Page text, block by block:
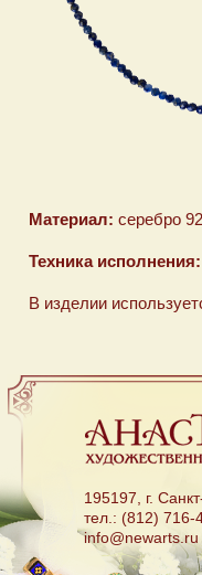
Материал: серебро
Техника исполнения:
В изделии
195197, г.
тел.: (812) 716-
info@newarts.ru